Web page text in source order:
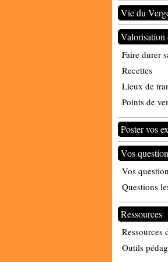
Vie du
Valorisation
Faire durer
Recettes
Lieux de
Points de
Poster vos
Vos
Vos
Questions
Ressources
Ressources
Outils